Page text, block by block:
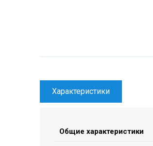
Характеристики
Общие характеристики